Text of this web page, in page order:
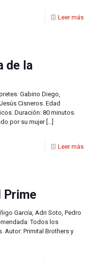
Leer más
de la
Gabino Diego,
Cisneros. Edad
Duración: 80 minutos.
por su mujer[…]
Leer más
Prime
García, Adri Soto, Pedro
Todos los
Autor: Primital Brothers y